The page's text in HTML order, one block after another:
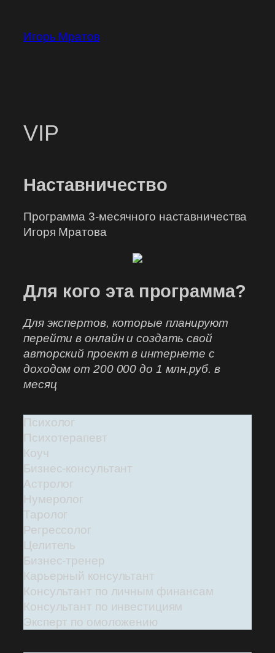
содержимому
Игорь Мратов
VIP
Наставничество
Программа 3-месячного наставничества
Игоря Мратова
Для кого эта программа?
Для экспертов, которые планируют
перейти в онлайн и создать свой
авторский проект в интернете с
доходом от 200 000 до 1 млн.руб. в
месяц
Психолог
Психотерапевт
Коуч
Бизнес-консультант
Астролог
Нумеролог
Таролог
Регрессолог
Целитель
Бизнес-тренер
Карьерный консультант
Консультант по личным финансам
Консультант по инвестициям
Эксперт по омоложению